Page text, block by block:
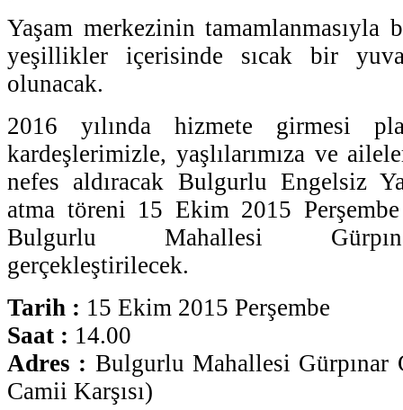
Yaşam merkezinin tamamlanmasıyla
yeşillikler içerisinde sıcak bir yuva
olunacak.
2016 yılında hizmete girmesi
kardeşlerimizle, yaşlılarımıza ve
nefes aldıracak Bulgurlu Engelsiz
atma töreni 15 Ekim 2015
Bulgurlu Mahallesi
gerçekleştirilecek.
Tarih : 15 Ekim 2015 Perşembe
Saat : 14.00
Adres : Bulgurlu Mahallesi Gürpınar
Camii Karşısı)